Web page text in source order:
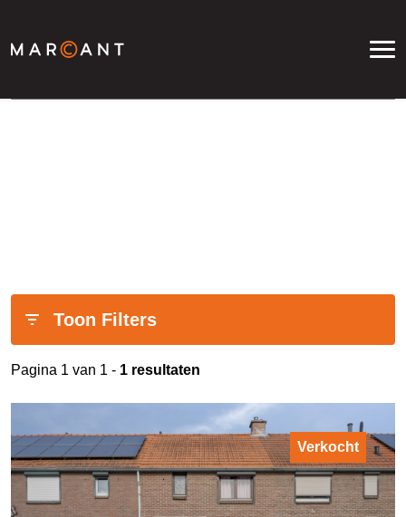
Toon Filters
Pagina 1 van 1 - 1 resultaten
Verkocht